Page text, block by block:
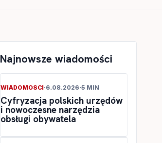
Najnowsze wiadomości
WIADOMOSCI·6.08.2026·5 MIN
Cyfryzacja polskich urzędów
i nowoczesne narzędzia
obsługi obywatela